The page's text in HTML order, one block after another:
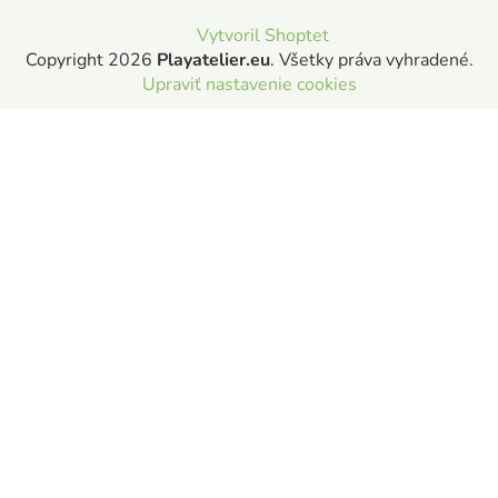
Vytvoril Shoptet
Copyright 2026 Playatelier.eu. Všetky práva vyhradené.
Upraviť nastavenie cookies